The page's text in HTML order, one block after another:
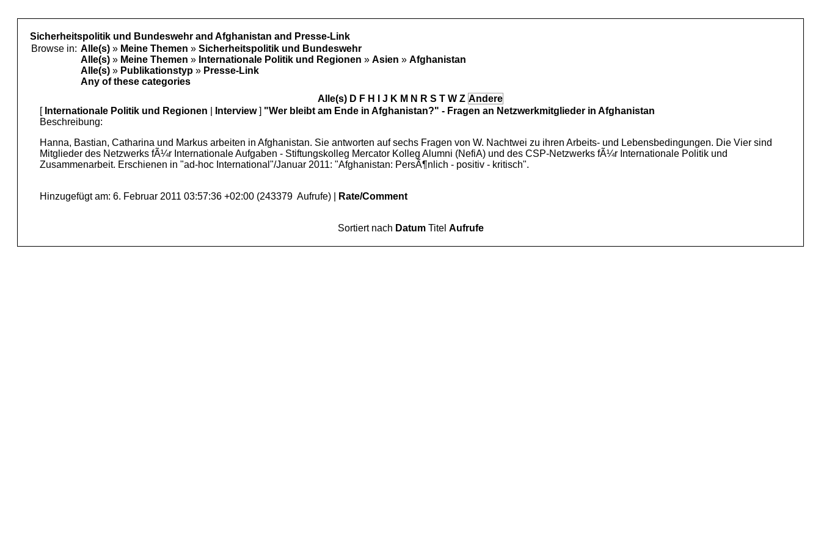
Sicherheitspolitik und Bundeswehr and Afghanistan and Presse-Link
Browse in: Alle(s) » Meine Themen » Sicherheitspolitik und Bundeswehr
Alle(s) » Meine Themen » Internationale Politik und Regionen » Asien » Afghanistan
Alle(s) » Publikationstyp » Presse-Link
Any of these categories
Alle(s) D F H J K M N R S T W Z Andere
[ Internationale Politik und Regionen Interview] "Wer bleibt am Ende in Afghanistan?" - Fragen an Netzwerkmitglieder in Afghanistan
Beschreibung:
Hanna, Bastian, Catharina und Markus arbeiten in Afghanistan. Sie antworten auf sechs Fragen von W. Nachtwei zu ihren Arbeits- und Lebensbedingungen. Die Vier sind
Mitglieder des Netzwerks fÃ¼r Internationale Aufgaben - Stiftungskolleg Mercator Kolleg Alumni (NefiA) und des CSP-Netzwerks fÃ¼r Internationale Politik und
Zusammenarbeit. Erschienen in "ad-hoc International"/Januar 2011: "Afghanistan: PersÃ¶nlich - positiv - kritisch".
Hinzugefügt am: 6. Februar 2011 03:57:36 +02:00 (243379 Aufrufe) | Rate/Comment
Sortiert nach DatumTitel Aufrufe